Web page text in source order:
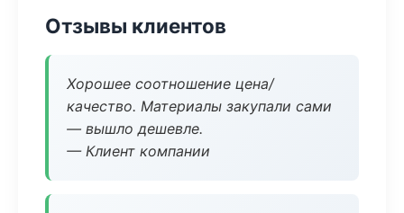
Отзывы клиентов
Хорошее соотношение цена/
качество. Материалы закупали сами
— вышло дешевле.
— Клиент компании